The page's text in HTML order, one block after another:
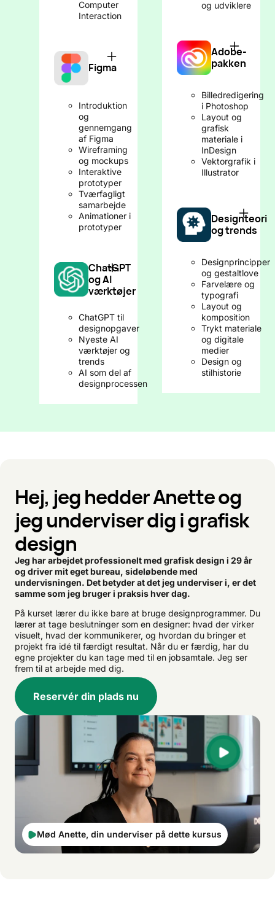
Computer
Interaction
Figma
Introduktion
og
gennemgang
af Figma
Wireframing
og mockups
Interaktive
prototyper
Tværfagligt
samarbejde
Animationer i
prototyper
ChatGPT
og AI
værktøjer
ChatGPT til
designopgaver
Nyeste AI
værktøjer og
trends
AI som del af
designprocessen
og udviklere
Adobe-
pakken
Billedredigering
i Photoshop
Layout og
grafisk
materiale i
InDesign
Vektorgrafik i
Illustrator
Designteori
og trends
Designprincipper
og gestaltlove
Farvelære og
typografi
Layout og
komposition
Trykt materiale
og digitale
medier
Design og
stilhistorie
Hej, jeg hedder Anette og
jeg underviser dig i grafisk
design
Jeg har arbejdet professionelt med grafisk design i 29 år
og driver mit eget bureau, sideløbende med
undervisningen. Det betyder at det jeg underviser i, er det
samme som jeg bruger i praksis hver dag.
På kurset lærer du ikke bare at bruge designprogrammer. Du
lærer at tage beslutninger som en designer: hvad der virker
visuelt, hvad der kommunikerer, og hvordan du bringer et
projekt fra idé til færdigt resultat. Når du er færdig, har du
egne projekter du kan tage med til en jobsamtale. Jeg ser
frem til at arbejde med dig.
Reservér din plads nu
Mød Anette, din underviser på dette kursus